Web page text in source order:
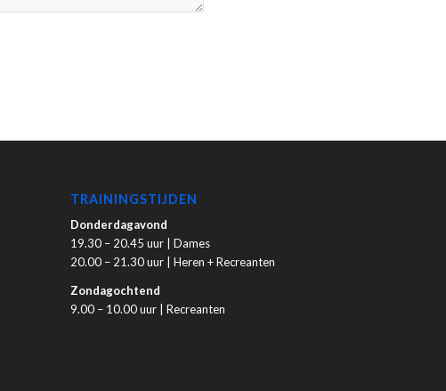
TRAININGSTIJDEN
Donderdagavond
19.30 – 20.45 uur | Dames
20.00 – 21.30 uur | Heren + Recreanten
Zondagochtend
9.00 – 10.00 uur | Recreanten